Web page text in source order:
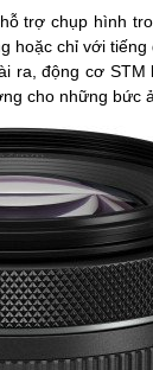
trợ chụp hình
chỉ với
ra, động cơ
cho những bức